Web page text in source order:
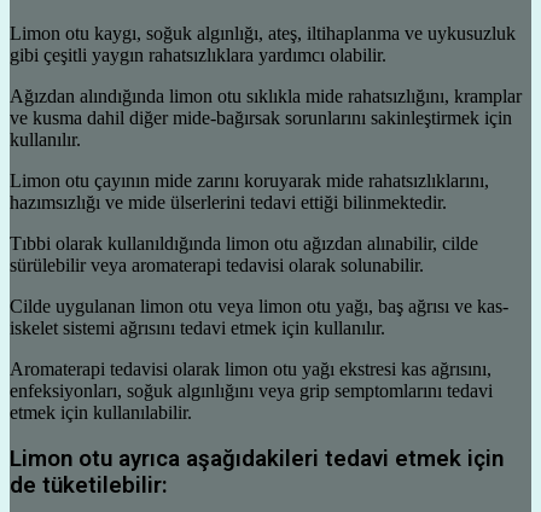
Limon otu kaygı, soğuk algınlığı, ateş, iltihaplanma ve uykusuzluk
gibi çeşitli yaygın rahatsızlıklara yardımcı olabilir.
Ağızdan alındığında limon otu sıklıkla mide rahatsızlığını, kramplar
ve kusma dahil diğer mide-bağırsak sorunlarını sakinleştirmek için
kullanılır.
Limon otu çayının mide zarını koruyarak mide rahatsızlıklarını,
hazımsızlığı ve mide ülserlerini tedavi ettiği bilinmektedir.
Tıbbi olarak kullanıldığında limon otu ağızdan alınabilir, cilde
sürülebilir veya aromaterapi tedavisi olarak solunabilir.
Cilde uygulanan limon otu veya limon otu yağı, baş ağrısı ve kas-
iskelet sistemi ağrısını tedavi etmek için kullanılır.
Aromaterapi tedavisi olarak limon otu yağı ekstresi kas ağrısını,
enfeksiyonları, soğuk algınlığını veya grip semptomlarını tedavi
etmek için kullanılabilir.
Limon otu ayrıca aşağıdakileri tedavi etmek için
de tüketilebilir: